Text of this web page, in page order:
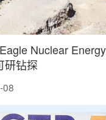
Nuclear
研钻探
08